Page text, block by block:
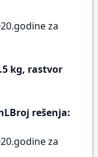
za
kg, rastvor
rešenja:
za